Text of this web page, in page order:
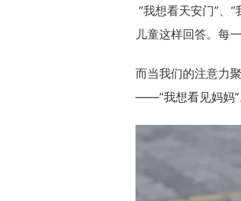
“我想看天安门”、“
儿童这样回答。每
而当我们的注意力
——“我想看见妈妈”